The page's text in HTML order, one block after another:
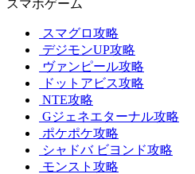
スマホゲーム
スマグロ攻略
デジモンUP攻略
ヴァンピール攻略
ドットアビス攻略
NTE攻略
Gジェネエターナル攻略
ポケポケ攻略
シャドバ ビヨンド攻略
モンスト攻略